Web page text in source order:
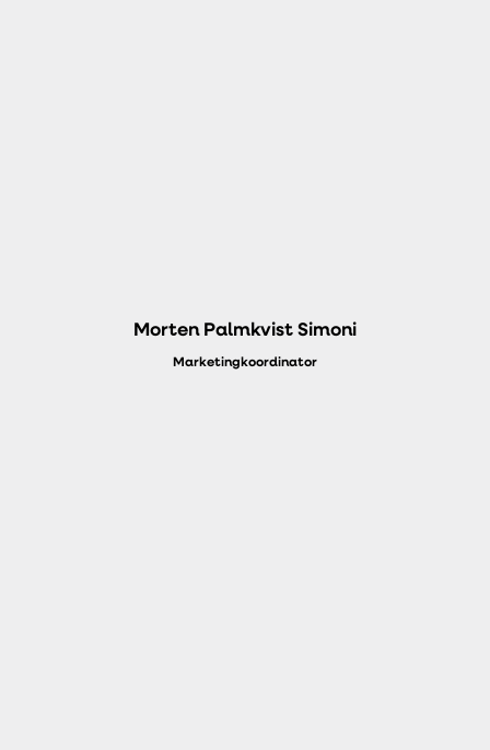
Morten Palmkvist Simoni
Marketingkoordinator